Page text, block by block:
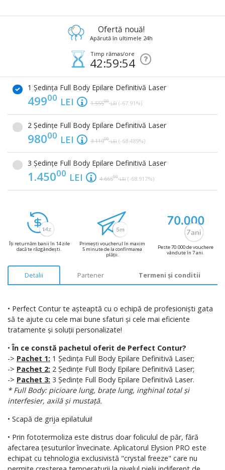
Ofertă nouă!
Apărută în ultimele 24h
Timp rămas/ore
42:59:53
1 Ședința Full Body Epilare Definitivă Laser
49900 LEI 1.55500 LEI(-67.91%)
2 Ședințe Full Body Epilare Definitivă Laser
98000 LEI 3.11000 LEI(-68.489%)
3 Ședințe Full Body Epilare Definitivă Laser
1.45000 LEI 4.66500 LEI(-68.917%)
Îți returnăm banii în 14 zile
dacă te răzgândești.
Primești voucherul în maxim
5 minute de la confirmarea
plății.
Peste 70.000 de vouchere
vândute în 7 ani.
Detalii Partener Termeni și conditii
• Perfect Contur te așteaptă cu o echipă de profesioniști gata
să te ajute cu cele mai bune sfaturi și cele mai eficiente
tratamente și soluții personalizate!
• În ce constă pachetul oferit de Perfect Contur?
-> Pachet 1: 1 Ședința Full Body Epilare Definitivă Laser;
-> Pachet 2: 2 Ședințe Full Body Epilare Definitivă Laser;
-> Pachet 3: 3 Ședințe Full Body Epilare Definitivă Laser.
* Full Body: picioare lung, brațe lung, inghinal total și
interfesier, axilă și mustață.
• Scapă de grija epilatului!
• Prin fototermoliza este distrus doar foliculul de păr, fără
afectarea țesuturilor învecinate. Aplicatorul Elysion PRO este
echipat cu tehnologia exclusivistă "crystal freeze" care nu